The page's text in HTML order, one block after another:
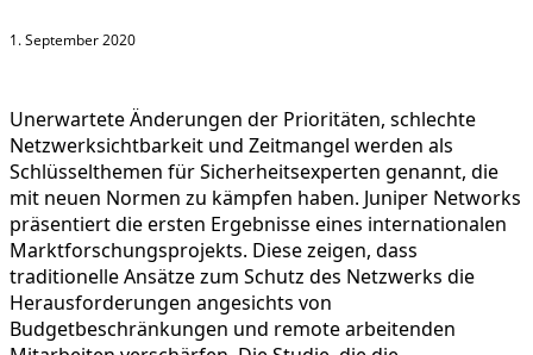
1. September 2020
Unerwartete Änderungen der Prioritäten, schlechte
Netzwerksichtbarkeit und Zeitmangel werden als
Schlüsselthemen für Sicherheitsexperten genannt, die
mit neuen Normen zu kämpfen haben. Juniper Networks
präsentiert die ersten Ergebnisse eines internationalen
Marktforschungsprojekts. Diese zeigen, dass
traditionelle Ansätze zum Schutz des Netzwerks die
Herausforderungen angesichts von
Budgetbeschränkungen und remote arbeitenden